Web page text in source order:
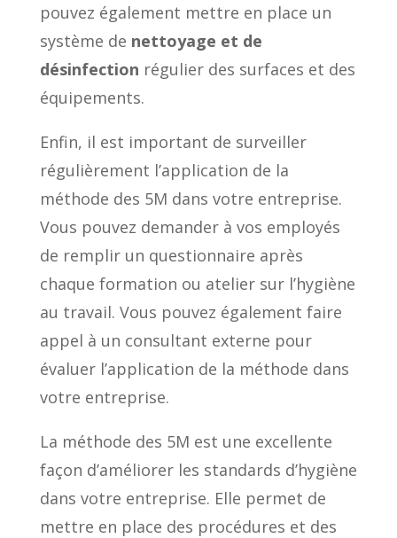
pouvez également mettre en place un
système de nettoyage et de
désinfection régulier des surfaces et des
équipements.
Enfin, il est important de surveiller
régulièrement l’application de la
méthode des 5M dans votre entreprise.
Vous pouvez demander à vos employés
de remplir un questionnaire après
chaque formation ou atelier sur l’hygiène
au travail. Vous pouvez également faire
appel à un consultant externe pour
évaluer l’application de la méthode dans
votre entreprise.
La méthode des 5M est une excellente
façon d’améliorer les standards d’hygiène
dans votre entreprise. Elle permet de
mettre en place des procédures et des